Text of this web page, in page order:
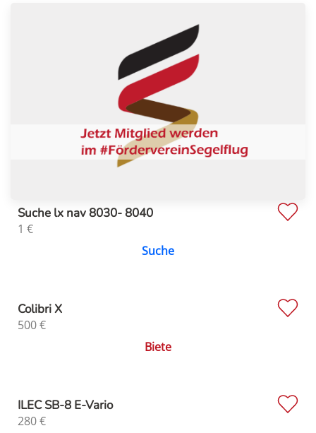
Suche lx nav 8030- 8040
1 €
Suche
Colibri X
500€
Biete
ILEC SB-8 E-Vario
280€